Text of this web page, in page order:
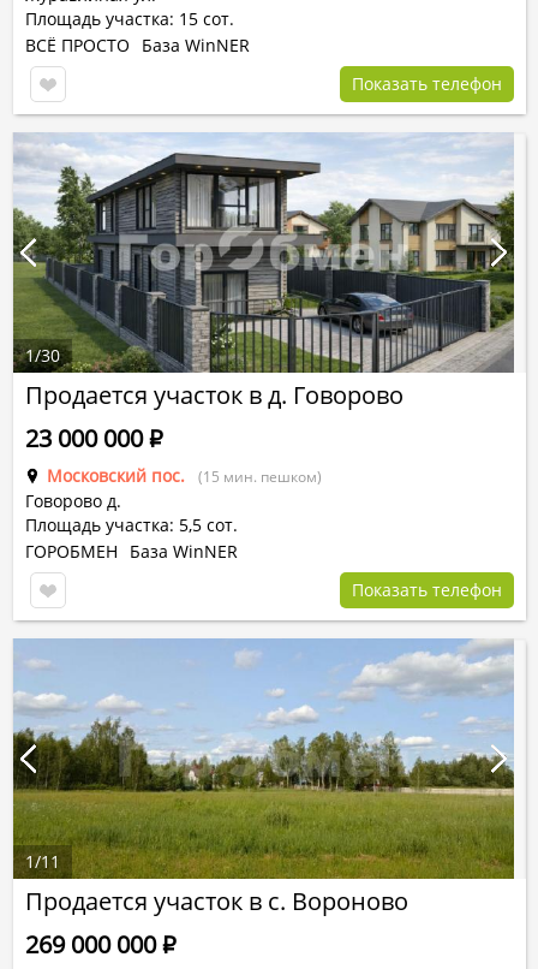
Площадь участка: 15 сот.
ВСЁ ПРОСТО
База WinNER
Показать телефон
Продается участок в д. Говорово
Московский пос. (15 мин. пешком)
Говорово д.
Площадь участка: 5,5 сот.
23 000 000Р
ГОРОБМЕН
База WinNER
Показать телефон
1/30
Продается участок в с. Вороново
269 000 000Р
1/11